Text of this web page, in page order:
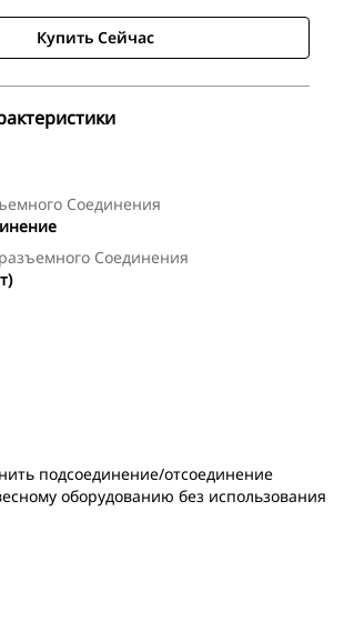
Купить Сейчас
Соединения
Соединения
подсоединение/отсоединение
оборудованию без использования